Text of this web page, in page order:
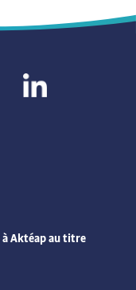
à Aktéap au titre